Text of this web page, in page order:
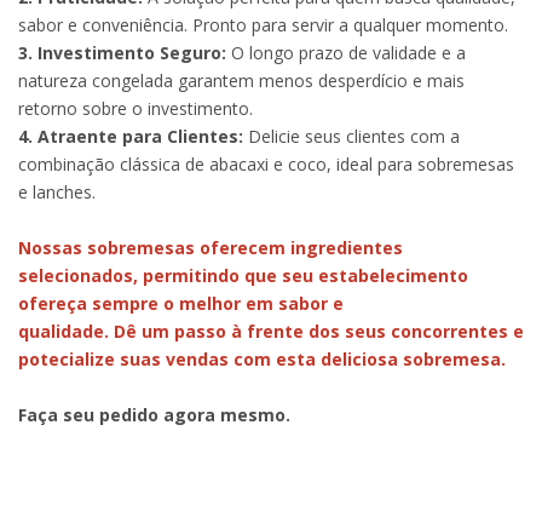
sabor e conveniência. Pronto para servir a qualquer momento.
3. Investimento Seguro: O longo prazo de validade e a
natureza congelada garantem menos desperdício e mais
retorno sobre o investimento.
4. Atraente para Clientes: Delicie seus clientes com a
combinação clássica de abacaxi e coco, ideal para sobremesas
e lanches.
Nossas sobremesas oferecem ingredientes
selecionados, permitindo que seu estabelecimento
ofereça sempre o melhor em sabor e
qualidade. Dê um passo à frente dos seus concorrentes e
potecialize suas vendas com esta deliciosa sobremesa.
Faça seu pedido agora mesmo.